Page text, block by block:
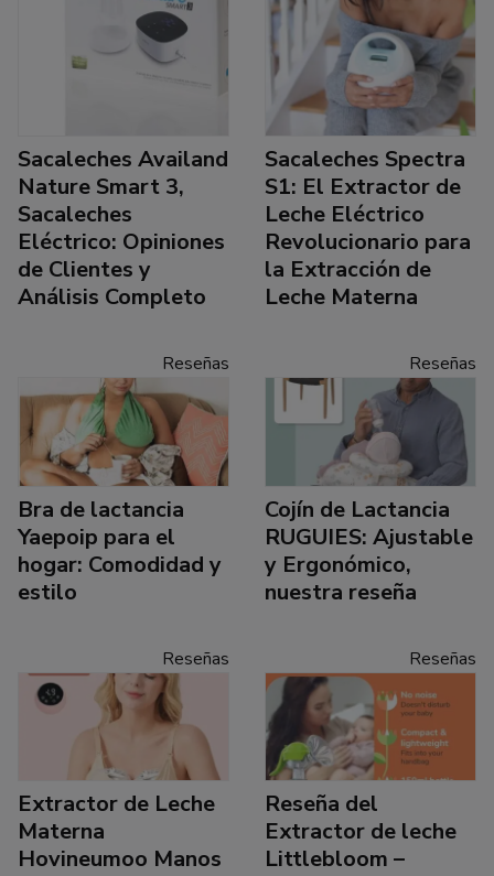
Sacaleches Availand
Nature Smart 3,
Sacaleches
Eléctrico: Opiniones
de Clientes y
Análisis Completo
Sacaleches Spectra
S1: El Extractor de
Leche Eléctrico
Revolucionario para
la Extracción de
Leche Materna
Reseñas
Bra de lactancia
Yaepoip para el
hogar: Comodidad y
estilo
Reseñas
Cojín de Lactancia
RUGUIES: Ajustable
y Ergonómico,
nuestra reseña
Reseñas
Extractor de Leche
Materna
Hovineumoo Manos
Reseñas
Reseña del
Extractor de leche
Littlebloom –